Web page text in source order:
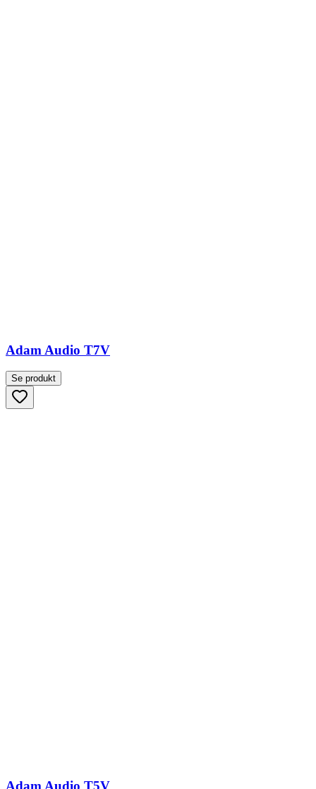
Adam Audio T7V
Se produkt
Adam Audio T5V